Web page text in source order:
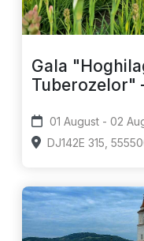
Gala
Tuberozelor"
01
DJ142E 315,